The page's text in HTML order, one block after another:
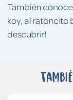
También
koy, al ratoncito
descubrir!